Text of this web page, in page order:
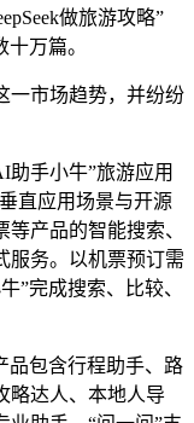
做旅游攻略”
万篇。
市场趋势，并纷纷
手小牛”旅游应用
直应用场景与开源
产品的智能搜索、
服务。以机票预订需
”完成搜索、比较、
包含行程助手、路
略达人、本地人导